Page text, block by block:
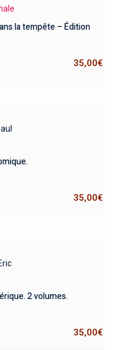
la tempête – Édition
35,00€
35,00€
2 volumes.
35,00€